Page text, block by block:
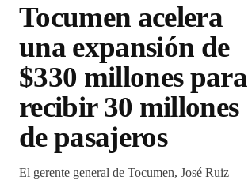
Tocumen acelera
una expansión de
$330 millones para
recibir 30 millones
de pasajeros
El gerente general de Tocumen, José Ruiz